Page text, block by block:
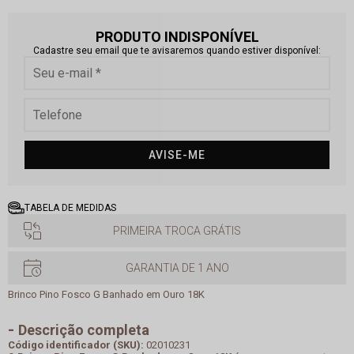
PRODUTO INDISPONÍVEL
Cadastre seu email que te avisaremos quando estiver disponível:
AVISE-ME
TABELA DE MEDIDAS
PRIMEIRA TROCA GRÁTIS
GARANTIA DE 1 ANO
Brinco Pino Fosco G Banhado em Ouro 18K
Descrição completa
Código identificador (SKU): 02010231